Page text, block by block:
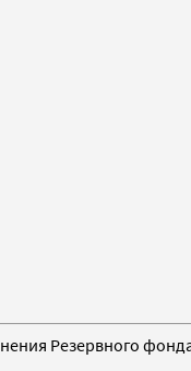
Резервного